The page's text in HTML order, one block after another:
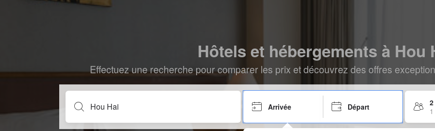
Hôtels et hébergements à Hou
Effectuez une recherche pour comparer les prix et découvrez des offres
Arrivée Départ